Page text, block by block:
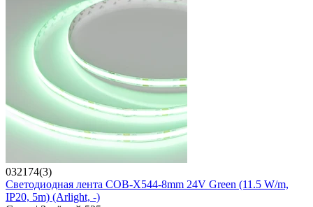
032174(3)
Светодиодная лента COB-X544-8mm 24V Green (11.5 W/m,
IP20, 5m) (Arlight, -)